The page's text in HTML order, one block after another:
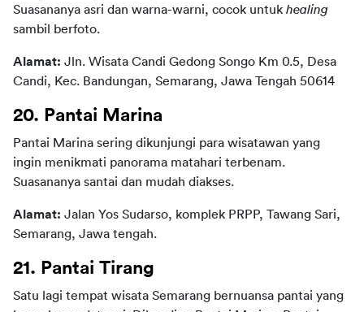
Suasananya asri dan warna-warni, cocok untuk healing
sambil berfoto.
Alamat: Jln. Wisata Candi Gedong Songo Km 0.5, Desa
Candi, Kec. Bandungan, Semarang, Jawa Tengah 50614
20. Pantai Marina
Pantai Marina sering dikunjungi para wisatawan yang
ingin menikmati panorama matahari terbenam.
Suasananya santai dan mudah diakses.
Alamat: Jalan Yos Sudarso, komplek PRPP, Tawang Sari,
Semarang, Jawa tengah.
21. Pantai Tirang
Satu lagi tempat wisata Semarang bernuansa pantai yang